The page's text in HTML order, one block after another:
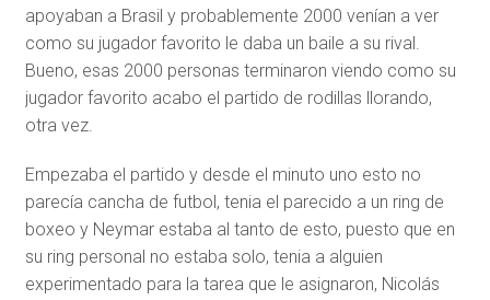
apoyaban a Brasil y probablemente 2000 venían a ver
como su jugador favorito le daba un baile a su rival.
Bueno, esas 2000 personas terminaron viendo como su
jugador favorito acabo el partido de rodillas llorando,
otra vez.
Empezaba el partido y desde el minuto uno esto no
parecía cancha de futbol, tenia el parecido a un ring de
boxeo y Neymar estaba al tanto de esto, puesto que en
su ring personal no estaba solo, tenia a alguien
experimentado para la tarea que le asignaron, Nicolás